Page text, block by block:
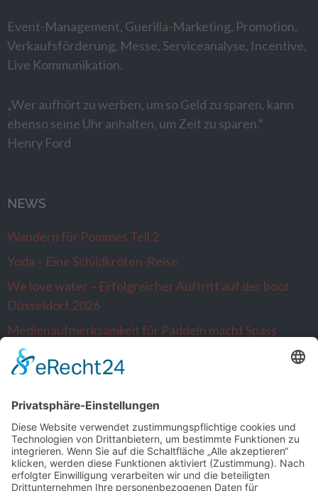
Event-Management, Guerilla-Marketing, Promotion,
Verkaufsförderung, Messe, Serviceanalyse, Incentive,
Live Kommunikation.
„Wer aufhört zu werben, um so Geld zu sparen, kann
ebenso seine Uhr anhalten, um Zeit zu sparen.“
Henry Ford
NEWS
Wandern für Pommes Teil 2
Yoda – Eine Schildkröten-Reise
We love water – Erfolgreicher Auftritt auf der boot
Düsseldorf 2026
Medienaufmerksamkeit für Paddeln macht Spass
Alltagsausbrecher wandern nach Venlo…die
Niederlande sind neugierig
SONSTIGE
Kontakt